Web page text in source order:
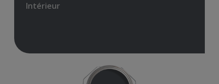
Intérieur